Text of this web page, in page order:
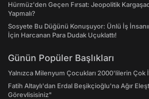
Hürmüz'den Geçen Fırsat: Jeopolitik
Yapmalı?
Sosyete Bu Düğünü Konuşuyor: Ünlü İş
İçin Harcanan Para Dudak Uçuklattı!
Günün Popüler Başlıkları
Yalnızca Milenyum Çocukları 2000'lilerin Çok
Fatih Altaylı'dan Erdal Beşikçioğlu'na Ağır
Görevlisisiniz"